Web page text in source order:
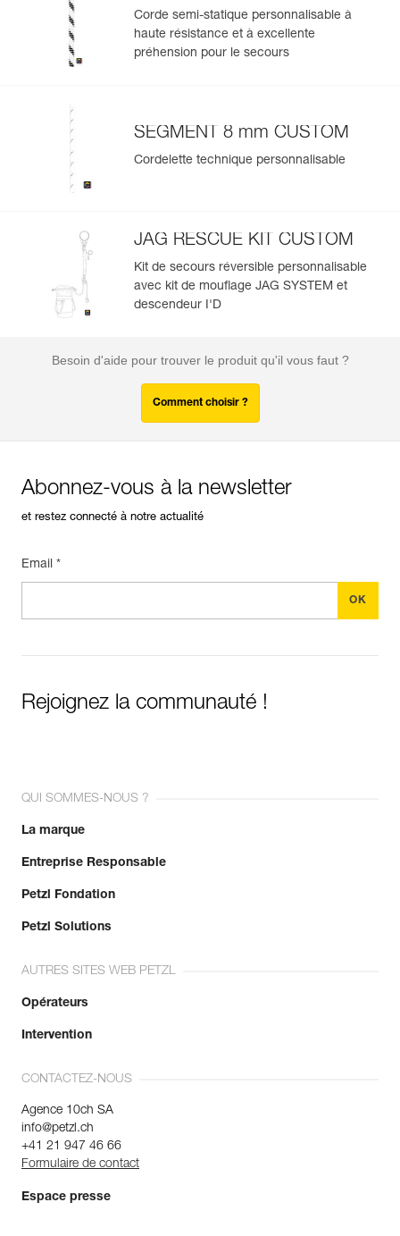
Corde semi-statique personnalisable à
haute résistance et à excellente
préhension pour le secours
SEGMENT 8 mm CUSTOM
Cordelette technique personnalisable
JAG RESCUE KIT CUSTOM
Kit de secours réversible personnalisable
avec kit de mouflage JAG SYSTEM et
descendeur I'D
Besoin d'aide pour trouver le produit qu'il vous faut ?
Comment choisir ?
Abonnez-vous à la newsletter
et restez connecté à notre actualité
Email *
Rejoignez la communauté !
QUI SOMMES-NOUS ?
La marque
Entreprise Responsable
Petzl Fondation
Petzl Solutions
AUTRES SITES WEB PETZL
Opérateurs
Intervention
CONTACTEZ-NOUS
Agence 10ch SA
info@petzl.ch
+41 21 947 46 66
Formulaire de contact
Espace presse